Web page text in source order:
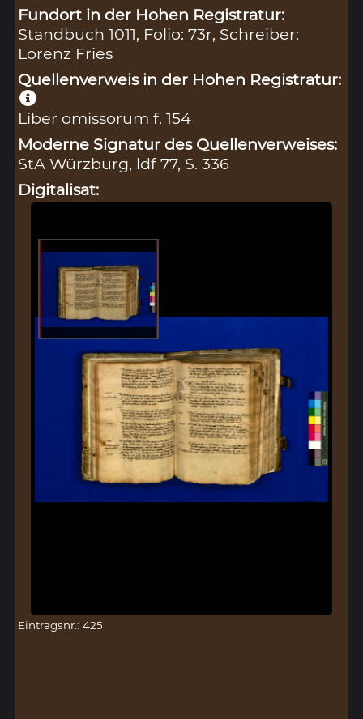
Fundort in der Hohen Registratur:
Standbuch 1011, Folio: 73r, Schreiber:
Lorenz Fries
Quellenverweis in der Hohen Registratur:
Liber omissorum f. 154
Moderne Signatur des Quellenverweises:
StA Würzburg, ldf 77, S. 336
Digitalisat:
Eintragsnr.: 425